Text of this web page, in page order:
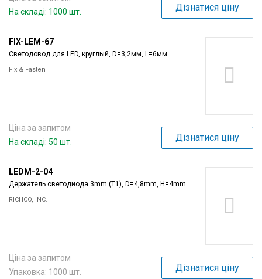
На складі: 1000 шт.
Дізнатися ціну
FIX-LEM-67
Светодовод для LED, круглый, D=3,2мм, L=6мм
Fix & Fasten
Ціна за запитом
На складі: 50 шт.
Дізнатися ціну
LEDM-2-04
Держатель светодиода 3mm (T1), D=4,8mm, H=4mm
RICHCO, INC.
Ціна за запитом
Упаковка: 1000 шт.
Дізнатися ціну